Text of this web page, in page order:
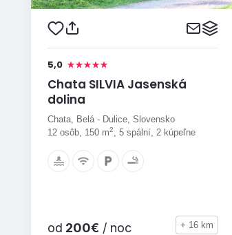
5,0
Chata SILVIA Jasenská
dolina
Chata, Belá - Dulice, Slovensko
12 osôb, 150 m2, 5 spální, 2 kúpeľne
od 200€ / noc + 16 km